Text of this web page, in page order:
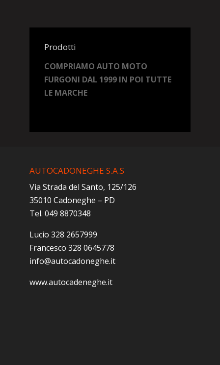
Prodotti
COMPRIAMO AUTO MOTO
FURGONI DAL 1999 IN POI TUTTE
LE MARCHE
AUTOCADONEGHE S.A.S
Via Strada del Santo, 125/126
35010 Cadoneghe – PD
Tel. 049 8870348
Lucio 328 2657999
Francesco 328 0645778
info@autocadoneghe.it
www.autocadeneghe.it